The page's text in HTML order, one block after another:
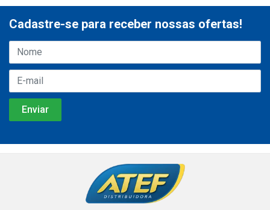
Cadastre-se para receber nossas ofertas!